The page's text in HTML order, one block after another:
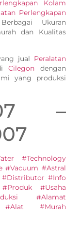
Kolam
Perlengkapan
Ukuran
dan Kualitas
jual Peralatan
Cilegon dengan
yang produksi
–
#Technology
#Vacuum #Astral
#Distributor #Info
#Usaha
#Alamat
#Alat #Murah